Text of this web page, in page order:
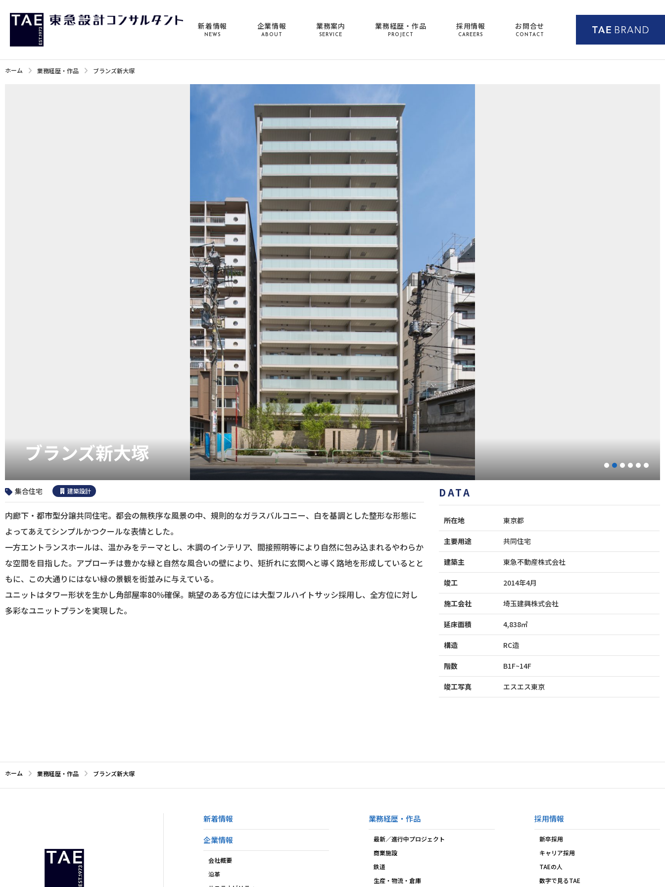
新着情報
NEWS
企業情報
ABOUT
業務案内
SERVICE
業務経歴・作品
PROJECT
採用情報
CAREERS
お問合せ
CONTACT
ホーム 業務経歴・作品 ブランズ新大塚
ブランズ新大塚
1 2 3 4 5
集合住宅 建築設計
内廊下・都市型分譲共同住宅。都会の無秩序な風景の中、規則的なガラスバルコニー、白を基調とした整形な形態に
よってあえてシンプルかつクールな表情とした。
一方エントランスホールは、温かみをテーマとし、木調のインテリア、間接照明等により自然に包み込まれるやわらか
な空間を目指した。アプローチは豊かな緑と自然な風合いの壁により、矩折れに玄関へと導く路地を形成しているとと
もに、この大通りにはない緑の景観を街並みに与えている。
ユニットはタワー形状を生かし角部屋率80％確保。眺望のある方位には大型フルハイトサッシ採用し、全方位に対し
多彩なユニットプランを実現した。
DATA
所在地 東京都
主要用途 共同住宅
建築主 東急不動産株式会社
竣工 2014年4月
施工会社 埼玉建興株式会社
延床面積 4,838㎡
構造 RC造
階数 B1F~14F
竣工写真 エスエス東京
ホーム 業務経歴・作品 ブランズ新大塚
新着情報
企業情報
会社概要
沿革
業務経歴・作品
最新／進行中プロジェクト
商業施設
鉄道
生産・物流・倉庫
採用情報
新卒採用
キャリア採用
TAEの人
数字で見るTAE